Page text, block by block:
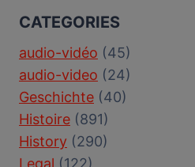
CATEGORIES
audio-vidéo (45)
audio-video (24)
Geschichte (40)
Histoire (891)
History (290)
Legal (122)